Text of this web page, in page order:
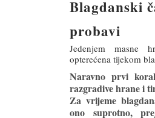
Blagdanski
probavi
Jedenjem masne
opterećena tijekom
Naravno prvi
razgradive hrane i
Za vrijeme
ono suprotno,